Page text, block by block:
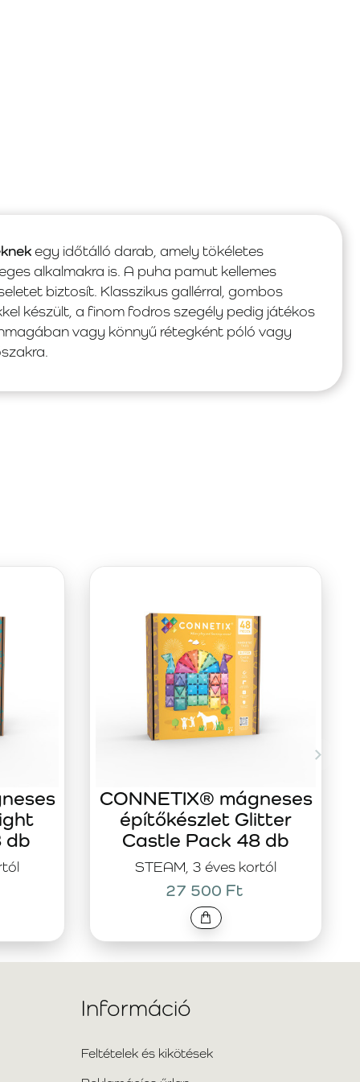
egy időtálló darab, amely tökéletes
alkalmakra is. A puha pamut kellemes
biztosít. Klasszikus gallérral, gombos
készült, a finom fodros szegély pedig játékos
vagy könnyű rétegként póló vagy
db
STEAM, 3 éves kortól
CONNETIX® mágneses
építőkészlet Glitter
Castle Pack 48 db
27 500 Ft
Információ
Feltételek és kikötések